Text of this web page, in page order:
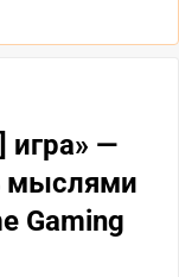
игра» —
мыслями
Gaming